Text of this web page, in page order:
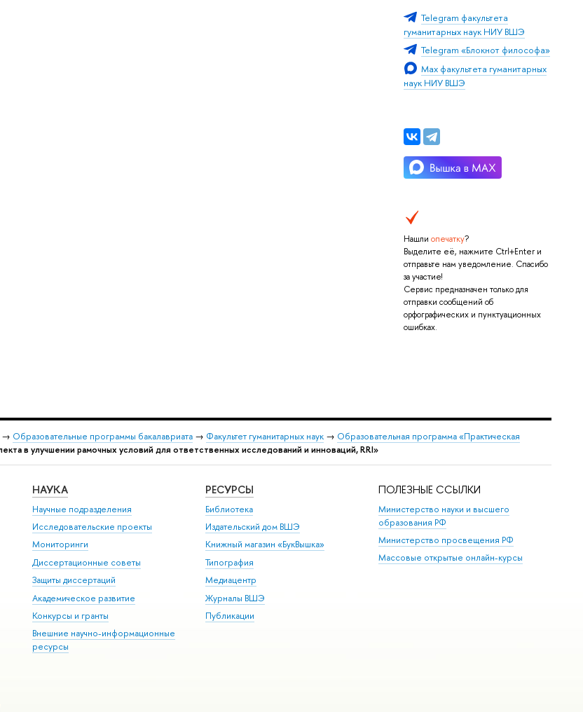
Telegram факультета
гуманитарных наук НИУ ВШЭ
Telegram «Блокнот философа»
Max факультета гуманитарных
наук НИУ ВШЭ
Нашли опечатку?
Выделите её, нажмите Ctrl+Enter и
отправьте нам уведомление. Спасибо
за участие!
Сервис предназначен только для
отправки сообщений об
орфографических и пунктуационных
ошибках.
→ Образовательные программы бакалавриата→ Факультет гуманитарных наук→ Образовательная программа «Практическая
в улучшении рамочных условий для ответственных исследований и инноваций, RRI»
НАУКА
Научные подразделения
Исследовательские проекты
Мониторинги
Диссертационные советы
Защиты диссертаций
Академическое развитие
Конкурсы и гранты
Внешние научно-информационные
ресурсы
РЕСУРСЫ
Библиотека
Издательский дом ВШЭ
Книжный магазин «БукВышка»
Типография
Медиацентр
Журналы ВШЭ
Публикации
ПОЛЕЗНЫЕ ССЫЛКИ
Министерство науки и высшего
образования РФ
Министерство просвещения РФ
Массовые открытые онлайн-курсы